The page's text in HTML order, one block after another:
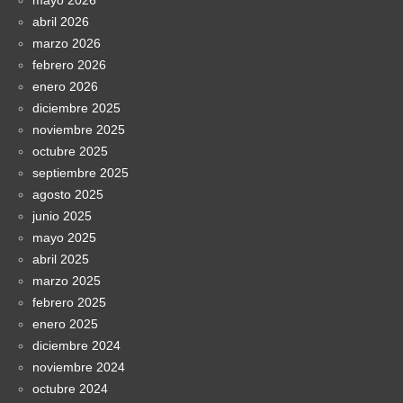
abril 2026
marzo 2026
febrero 2026
enero 2026
diciembre 2025
noviembre 2025
octubre 2025
septiembre 2025
agosto 2025
junio 2025
mayo 2025
abril 2025
marzo 2025
febrero 2025
enero 2025
diciembre 2024
noviembre 2024
octubre 2024